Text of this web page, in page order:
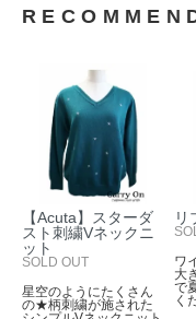
【Acuta】スターダ
スト刺繍Vネックニ
ット
SOLD OUT
星空のようにたくさん
の★柄刺繍が施された
リ
ワ
大
で
く